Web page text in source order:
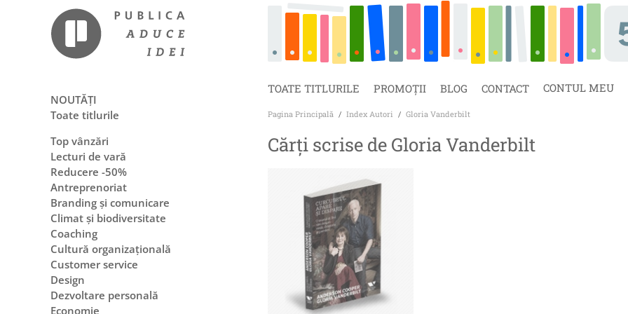
CONTUL MEU
TOATE TITLURILE PROMOȚII BLOG CONTACT
Pagina Principală / Index Autori / Gloria Vanderbilt
Cărți scrise de Gloria Vanderbilt
NOUTĂȚI
Toate titlurile
Top vânzări
Lecturi de vară
Reducere -50%
Antreprenoriat
Branding și comunicare
Climat și biodiversitate
Coaching
Cultură organizațională
Customer service
Design
Dezvoltare personală
Economie